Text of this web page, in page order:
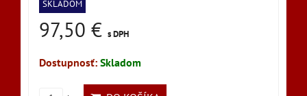
SKLADOM
97,50 € s DPH
Dostupnosť: Skladom